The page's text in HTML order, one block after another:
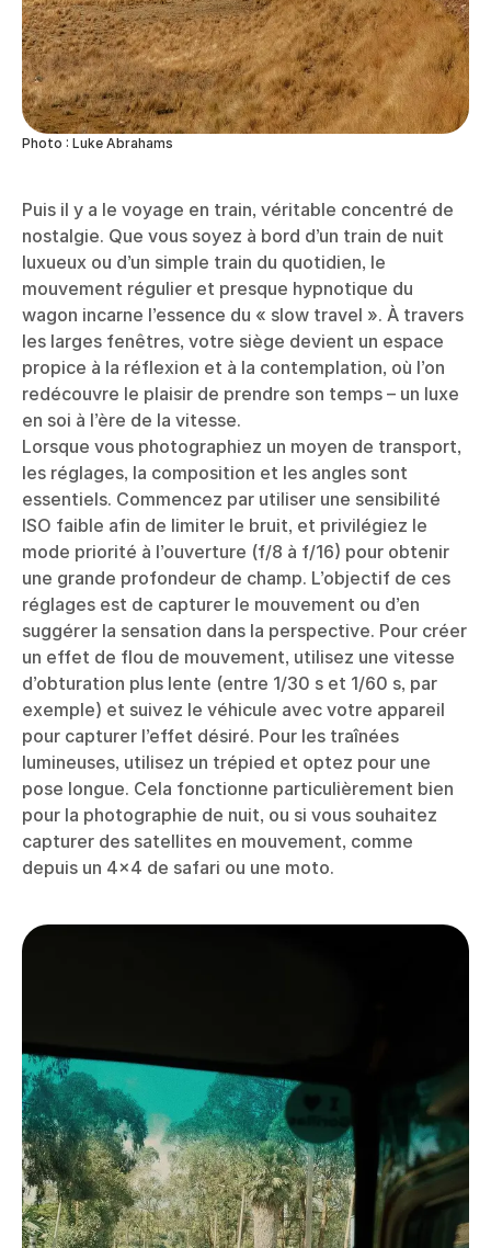
Photo : Luke Abrahams
Puis il y a le voyage en train, véritable concentré de
nostalgie. Que vous soyez à bord d’un train de nuit
luxueux ou d’un simple train du quotidien, le
mouvement régulier et presque hypnotique du
wagon incarne l’essence du « slow travel ». À travers
les larges fenêtres, votre siège devient un espace
propice à la réflexion et à la contemplation, où l’on
redécouvre le plaisir de prendre son temps – un luxe
en soi à l’ère de la vitesse.
Lorsque vous photographiez un moyen de transport,
les réglages, la composition et les angles sont
essentiels. Commencez par utiliser une sensibilité
ISO faible afin de limiter le bruit, et privilégiez le
mode priorité à l’ouverture (f/8 à f/16) pour obtenir
une grande profondeur de champ. L’objectif de ces
réglages est de capturer le mouvement ou d’en
suggérer la sensation dans la perspective. Pour créer
un effet de flou de mouvement, utilisez une vitesse
d’obturation plus lente (entre 1/30 s et 1/60 s, par
exemple) et suivez le véhicule avec votre appareil
pour capturer l’effet désiré. Pour les traînées
lumineuses, utilisez un trépied et optez pour une
pose longue. Cela fonctionne particulièrement bien
pour la photographie de nuit, ou si vous souhaitez
capturer des satellites en mouvement, comme
depuis un 4x4 de safari ou une moto.